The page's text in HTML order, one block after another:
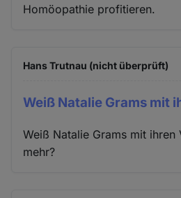
Homöopathie profitieren.
Hans Trutnau (nicht überprüft)
Weiß Natalie Grams mit
Weiß Natalie Grams mit ihren
mehr?